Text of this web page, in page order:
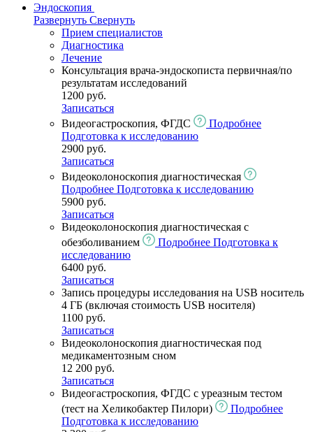
Эндоскопия
Развернуть Свернуть
Прием специалистов
Диагностика
Лечение
Консультация врача-эндоскописта первичная/по
результатам исследований
1200 руб.
Записаться
Видеогастроскопия, ФГДС
Подробнее
Подготовка к исследованию
2900 руб.
Записаться
Видеоколоноскопия диагностическая
Подробнее Подготовка к исследованию
5900 руб.
Записаться
Видеоколоноскопия диагностическая с
обезболиванием
Подробнее Подготовка к
исследованию
6400 руб.
Записаться
Запись процедуры исследования на USB носитель
4 ГБ (включая стоимость USB носителя)
1100 руб.
Записаться
Видеоколоноскопия диагностическая под
медикаментозным сном
12 200 руб.
Записаться
Видеогастроскопия, ФГДС с уреазным тестом
(тест на Хеликобактер Пилори)
Подробнее
Подготовка к исследованию